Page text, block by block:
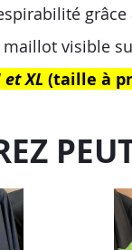
maillot visible
XL (taille à